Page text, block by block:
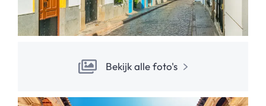
Bekijk alle foto's